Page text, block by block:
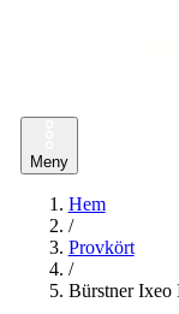
Meny
Hem
/
Provkört
/
Bürstner Ixeo